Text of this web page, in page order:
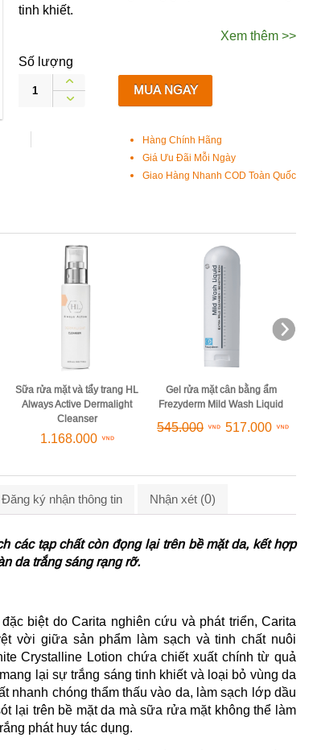
tinh khiết.
Xem thêm >>
Số lượng
MUA NGAY
Hàng Chính Hãng
Giá Ưu Đãi Mỗi Ngày
Giao Hàng Nhanh COD Toàn Quốc
Gel rửa mặt cân bằng ẩm
Frezyderm Mild Wash Liquid
545.000 517.000
Sữa rửa mặt phục hồi màng
bảo vệ da The Perfect Derma
Đăng ký nhận thông tin Nhận xét (0)
các tạp chất còn đọng lại trên bề mặt da, kết hợp
da trắng sáng rạng rỡ.
biệt do Carita nghiên cứu và phát triển, Carita
vời giữa sản phẩm làm sạch và tinh chất nuôi
Crystalline Lotion chứa chiết xuất chính từ quả
lại sự trắng sáng tinh khiết và loại bỏ vùng da
nhanh chóng thẩm thấu vào da, làm sạch lớp dầu
lại trên bề mặt da mà sữa rửa mặt không thể làm
phát huy tác dụng.